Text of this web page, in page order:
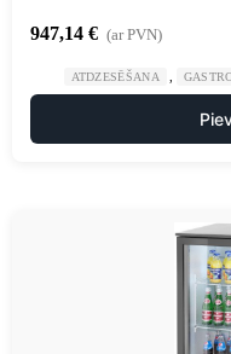
947,14 € (ar PVN)
ATDZESĒŠANA